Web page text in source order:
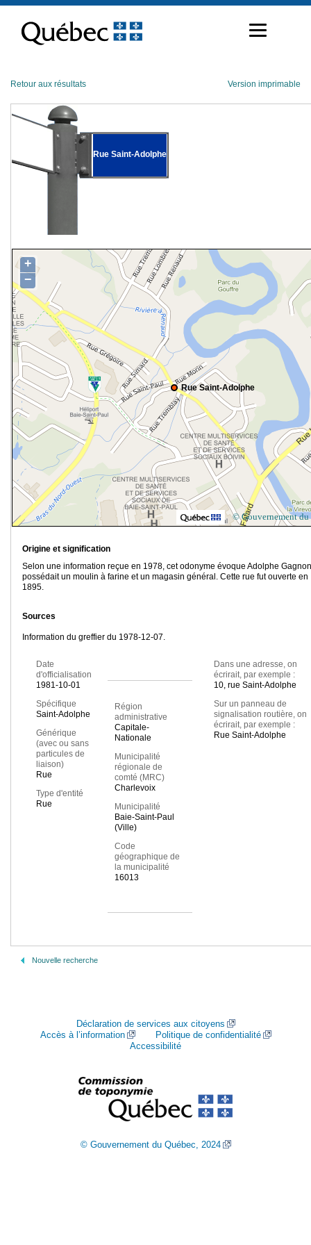
contenu
Retour aux résultats Version imprimable
Rue Saint-Adolphe
Rue Saint-Adolphe
+
−
© Gouvernement du
Origine et signification
Selon une information reçue en 1978, cet odonyme évoque Adolphe
possédait un moulin à farine et un magasin général. Cette rue fut ouverte en
1895.
Sources
Information du greffier du 1978-12-07.
Date
d'officialisation
1981-10-01
Spécifique
Saint-Adolphe
Générique
(avec ou sans
particules de
liaison)
Rue
Type d'entité
Rue
Région
administrative
Capitale-
Nationale
Municipalité
régionale de
comté (MRC)
Charlevoix
Municipalité
Baie-Saint-Paul
(Ville)
Code
géographique de
la municipalité
16013
Dans une adresse, on
écrirait, par exemple :
10, rue Saint-Adolphe
Sur un panneau de
signalisation routière, on
écrirait, par exemple :
Rue Saint-Adolphe
Nouvelle recherche
Déclaration de services aux citoyens
Accès à l’information
Politique de confidentialité
Accessibilité
© Gouvernement du Québec, 2024